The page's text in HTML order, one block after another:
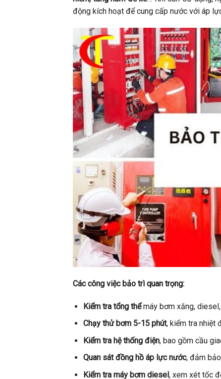
động kích hoạt để cung cấp nước với áp
Các công việc bảo trì quan trọng:
Kiểm tra tổng thểmáy bơm xăng,
Chạy thử bơm 5-15 phút, kiểm tra nhiệt
Kiểm tra hệ thống điện, bao gồm cầu
Quan sát đồng hồ áp lực nước, đảm
Kiểm tra máy bơm diesel, xem xét tốc